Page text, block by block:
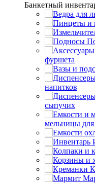
Банкетный
фуршета
напитков
сыпучих
мельницы